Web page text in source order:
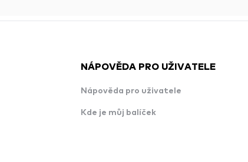
NÁPOVĚDA PRO UŽIVATELE
Nápověda pro uživatele
Kde je můj balíček